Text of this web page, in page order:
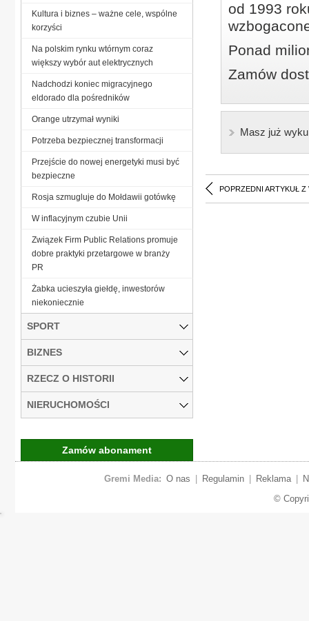
od 1993
Ponad
Zamów
Masz już
POPRZEDNI ARTYKUŁ Z
Kultura i biznes – ważne cele, wspólne
korzyści
Na polskim rynku wtórnym coraz
większy wybór aut elektrycznych
Nadchodzi koniec migracyjnego
eldorado dla pośredników
Orange utrzymał wyniki
Potrzeba bezpiecznej transformacji
Przejście do nowej energetyki musi być
bezpieczne
Rosja szmugluje do Mołdawii gotówkę
W inflacyjnym czubie Unii
Związek Firm Public Relations promuje
dobre praktyki przetargowe w branży
PR
Żabka ucieszyła giełdę, inwestorów
niekoniecznie
SPORT
BIZNES
RZECZ O HISTORII
NIERUCHOMOŚCI
Zamów abonament
Gremi Media: O nas Regulamin Reklama
©